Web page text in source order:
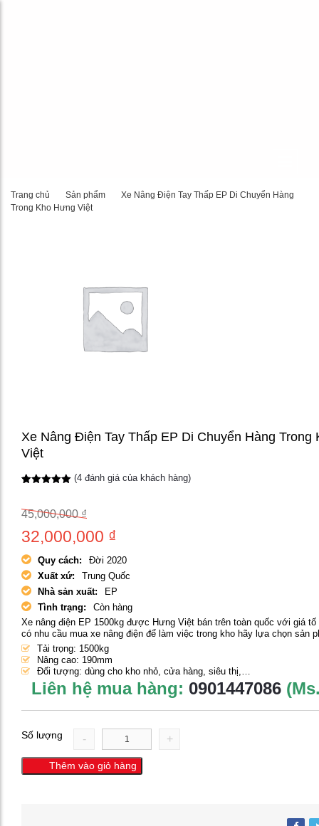
Trang chủ Sản phẩm
Xe Nâng Điện Tay Thấp EP Di Chuyển Hàng
Trong Kho Hưng Việt
Xe Nâng Điện Tay Thấp EP Di Chuyển Hàng Trong
Việt
đánh giá
(4 đánh giá của khách hàng)
45,000,000₫Giá
gốc
là:
45,000,000 ₫.
32,000,000 ₫
Giá
hiện
tại
là:
32,000,000 ₫.
Quy cách:
Đời 2020
Xuất xứ:
Trung Quốc
Nhà sản xuất:
EP
Tình trạng:
Còn hàng
Xe nâng điện EP 1500kg được Hưng Việt bán trên toàn quốc với giá tố
có nhu cầu mua xe nâng điện để làm việc trong kho hãy lựa chọn sản
Tải trọng: 1500kg
Nâng cao: 190mm
Đối tượng: dùng cho kho nhỏ, cửa hàng, siêu thị,…
Liên hệ mua hàng: 0901447086
Số lượng - +
Thêm vào giỏ hàng